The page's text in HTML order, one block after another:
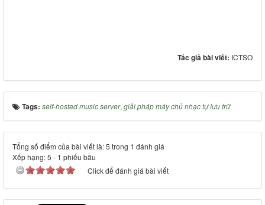
Tác giả bài viết: ICTSO
Tags: self-hosted music server, giải pháp máy chủ nhạc tự lưu trữ
Tổng số điểm của bài viết là: 5 trong 1 đánh giá
Xếp hạng:5 - 1 phiếu bầu
Click để đánh giá bài viết